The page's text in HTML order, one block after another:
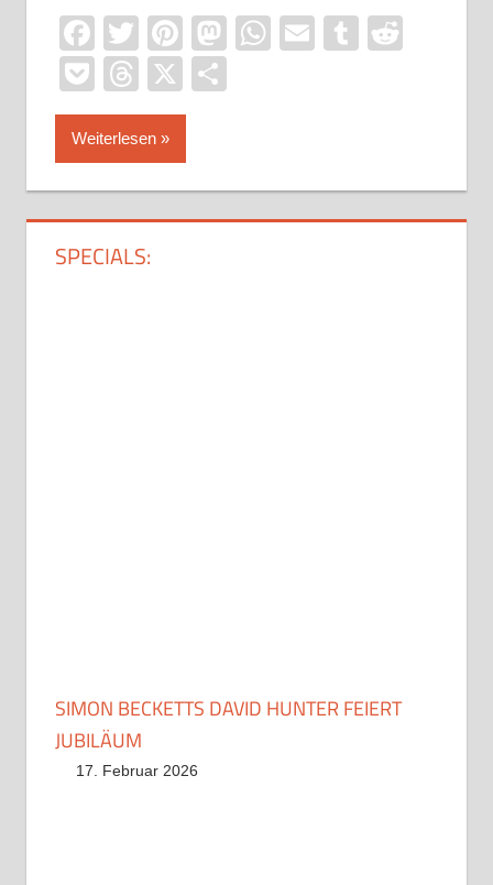
Facebook
TwitterPinterest
Mastodon
WhatsApp
EmailTumblr
PocketThreads
X
Weiterlesen
SPECIALS:
SIMON BECKETTS DAVID HUNTER FEIERT
JUBILÄUM
17. Februar 2026